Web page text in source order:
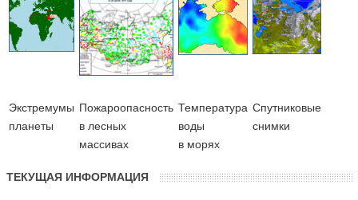
Экстремумы
планеты
Пожароопасность
в лесных
массивах
Температура
воды
в морях
Cпутниковые
снимки
ТЕКУЩАЯ ИНФОРМАЦИЯ